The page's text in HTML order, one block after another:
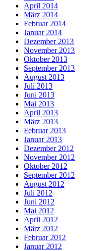
April 2014
März 2014
Februar 2014
Januar 2014
Dezember 2013
November 2013
Oktober 2013
September 2013
August 2013
Juli 2013
Juni 2013
Mai 2013
April 2013
März 2013
Februar 2013
Januar 2013
Dezember 2012
November 2012
Oktober 2012
September 2012
August 2012
Juli 2012
Juni 2012
Mai 2012
April 2012
März 2012
Februar 2012
Januar 2012